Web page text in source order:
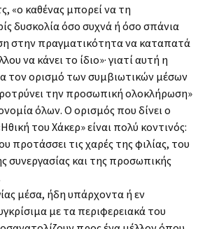
«ο καθένας μπορεί να τη
δυσκολία όσο συχνά ή όσο σπάνια
στην πραγματικότητα να καταπατά
να κάνει το ίδιο»· γιατί αυτή η
τον ορισμό των συμβιωτικών μέσων
την προσωπική ολοκλήρωση»
όλων. Ο ορισμός που δίνει ο
του Χάκερ» είναι πολύ κοντινός:
προτάσσει τις χαρές της φιλίας, του
συνεργασίας και της προσωπικής
μέσα, ήδη υπάρχοντα ή εν
με τα περιφερειακά του